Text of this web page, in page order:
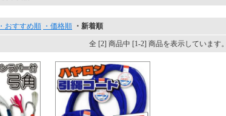
・おすすめ順 ・価格順 ・新着順
全 [2] 商品中 [1-2] 商品を表示しています